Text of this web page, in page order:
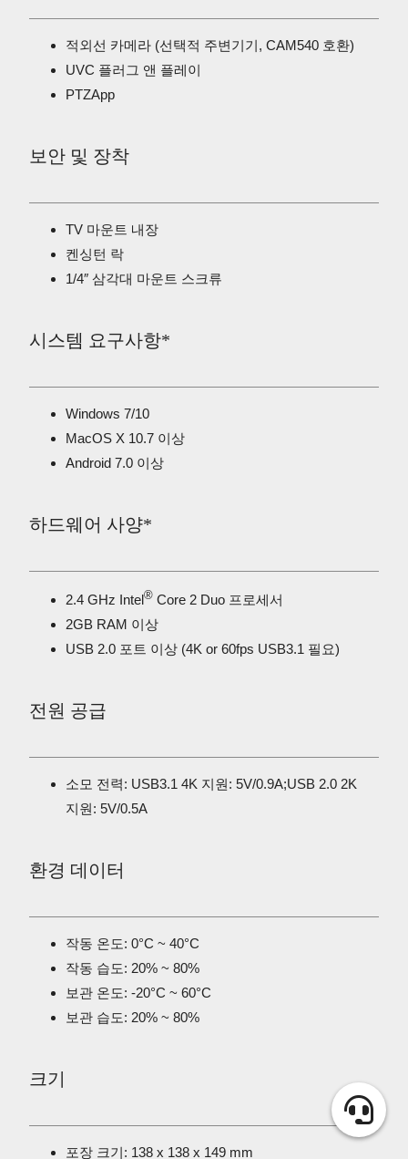
적외선 카메라 (선택적 주변기기, CAM540 호환)
UVC 플러그 앤 플레이
PTZApp
보안 및 장착
TV 마운트 내장
켄싱턴 락
1/4″ 삼각대 마운트 스크류
시스템 요구사항*
Windows 7/10
MacOS X 10.7 이상
Android 7.0 이상
하드웨어 사양*
2.4 GHz Intel®Core 2 Duo 프로세서
2GB RAM 이상
USB 2.0 포트 이상 (4K or 60fps USB3.1 필요)
전원 공급
소모 전력: USB3.1 4K 지원: 5V/0.9A;USB 2.0 2K
지원: 5V/0.5A
환경 데이터
작동 온도: 0°C ~ 40°C
작동 습도: 20% ~ 80%
보관 온도: -20°C ~ 60°C
보관 습도: 20% ~ 80%
크기
포장 크기: 138 x 138 x 149 mm